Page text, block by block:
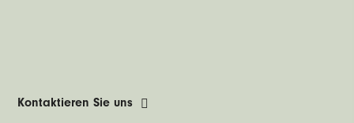
Kontaktieren Sie uns